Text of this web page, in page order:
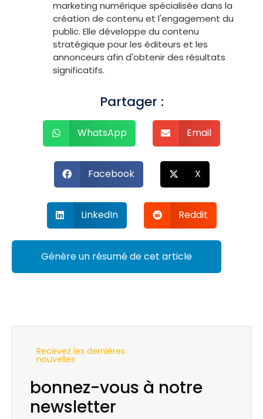
marketing numérique spécialisée dans la
création de contenu et l'engagement du
public. Elle développe du contenu
stratégique pour les éditeurs et les
annonceurs afin d'obtenir des résultats
significatifs.
Partager :
WhatsApp Email
Facebook X
LinkedIn Reddit
Génère un résumé de cet article
Recevez les dernières
nouvelles
bonnez-vous à notre
newsletter